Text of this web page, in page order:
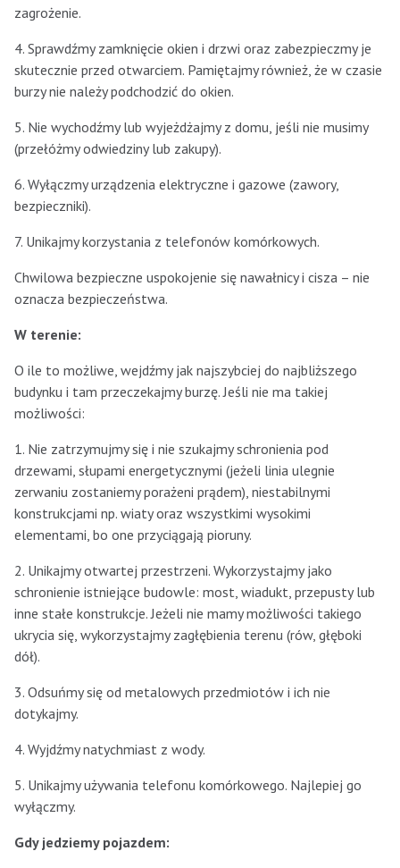
zagrożenie.
4. Sprawdźmy zamknięcie okien i drzwi oraz zabezpieczmy je
skutecznie przed otwarciem. Pamiętajmy również, że w czasie
burzy nie należy podchodzić do okien.
5. Nie wychodźmy lub wyjeżdżajmy z domu, jeśli nie musimy
(przełóżmy odwiedziny lub zakupy).
6. Wyłączmy urządzenia elektryczne i gazowe (zawory,
bezpieczniki).
7. Unikajmy korzystania z telefonów komórkowych.
Chwilowa bezpieczne uspokojenie się nawałnicy i cisza – nie
oznacza bezpieczeństwa.
W terenie:
O ile to możliwe, wejdźmy jak najszybciej do najbliższego
budynku i tam przeczekajmy burzę. Jeśli nie ma takiej
możliwości:
1. Nie zatrzymujmy się i nie szukajmy schronienia pod
drzewami, słupami energetycznymi (jeżeli linia ulegnie
zerwaniu zostaniemy porażeni prądem), niestabilnymi
konstrukcjami np. wiaty oraz wszystkimi wysokimi
elementami, bo one przyciągają pioruny.
2. Unikajmy otwartej przestrzeni. Wykorzystajmy jako
schronienie istniejące budowle: most, wiadukt, przepusty lub
inne stałe konstrukcje. Jeżeli nie mamy możliwości takiego
ukrycia się, wykorzystajmy zagłębienia terenu (rów, głęboki
dół).
3. Odsuńmy się od metalowych przedmiotów i ich nie
dotykajmy.
4. Wyjdźmy natychmiast z wody.
5. Unikajmy używania telefonu komórkowego. Najlepiej go
wyłączmy.
Gdy jedziemy pojazdem: